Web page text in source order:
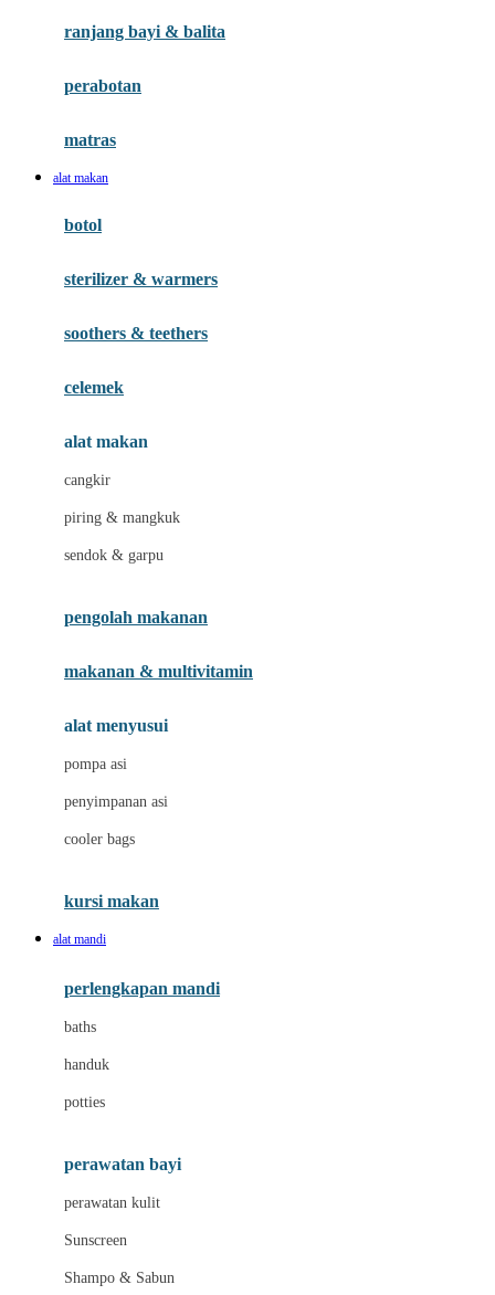
Haenim
Hot Wheels
Huanger
Hybrid
I
Joie
Jurassic World
Kumon
Leapfrog
Little Live Pets
London Taxi
Love To Dream
ranjang bayi & balita
perabotan
matras
alat makan
botol
sterilizer & warmers
soothers & teethers
celemek
alat makan
cangkir
piring & mangkuk
sendok & garpu
pengolah makanan
makanan & multivitamin
alat menyusui
pompa asi
penyimpanan asi
cooler bags
kursi makan
alat mandi
perlengkapan mandi
baths
handuk
potties
perawatan bayi
perawatan kulit
Sunscreen
Shampo & Sabun